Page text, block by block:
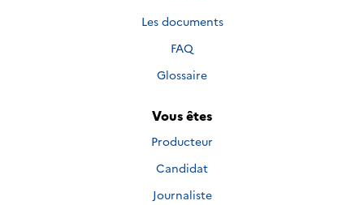
Les documents
FAQ
Glossaire
Vous êtes
Producteur
Candidat
Journaliste